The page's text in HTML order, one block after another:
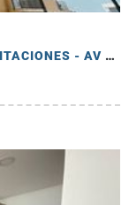
SE ARRIENDA APARTAMENTO DE 3 HABITACIONES - AV 19 NORTE